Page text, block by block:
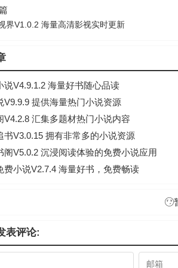
界V1.0.2 海量高清影视实时更新
说V4.9.1.2 海量好书随心品读
V9.9.9 提供海量热门小说资源
V4.2.8 汇集多题材热门小说内容
书V3.0.15 拥有非常多的小说资源
阁V5.0.2 沉浸阅读体验的免费小说应用
费小说V2.7.4 海量好书，免费畅读
表评论: